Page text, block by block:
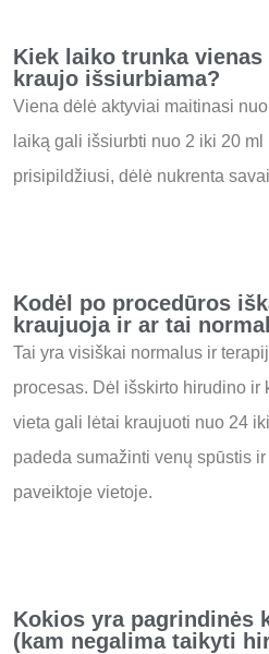
Kiek laiko trunka
kraujo išsiurbiama?
Viena dėlė aktyviai maitinasi
laiką gali išsiurbti nuo 2 iki 20 ml
prisipildžiusi, dėlė nukrenta
Kodėl po procedūros
kraujuoja ir ar tai
Tai yra visiškai normalus ir
procesas. Dėl išskirto hirudino ir
vieta gali lėtai kraujuoti nuo 24
padeda sumažinti venų spūstis
paveiktoje vietoje.
Kokios yra pagrindinės
(kam negalima taikyti